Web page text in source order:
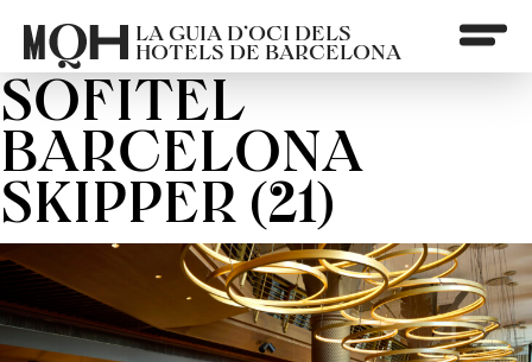
LA GUIA D’OCI DELS
HOTELS DE BARCELONA
SOFITEL
BARCELONA
SKIPPER (21)